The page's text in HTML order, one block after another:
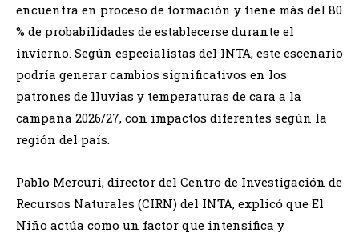
encuentra en proceso de formación y tiene más del 80
% de probabilidades de establecerse durante el
invierno. Según especialistas del INTA, este escenario
podría generar cambios significativos en los
patrones de lluvias y temperaturas de cara a la
campaña 2026/27, con impactos diferentes según la
región del país.
Pablo Mercuri, director del Centro de Investigación de
Recursos Naturales (CIRN) del INTA, explicó que El
Niño actúa como un factor que intensifica y